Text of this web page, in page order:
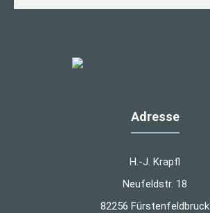
Adresse
H.-J. Krapfl
Neufeldstr. 18
82256 Fürstenfeldbruck